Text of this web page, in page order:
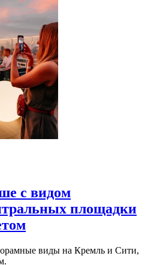
с видом
площадки
виды на Кремль и Сити,